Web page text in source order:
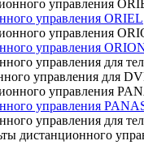
управления ORIEL
управления
управления для
управления для
управления
управления для
дистанционного